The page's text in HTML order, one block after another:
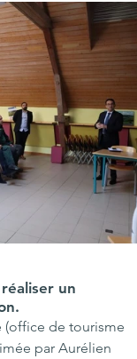
un
de tourisme
par Aurélien